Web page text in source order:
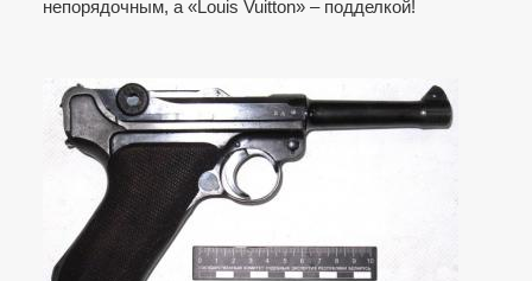
непорядочным, а «Louis Vuitton» – подделкой!